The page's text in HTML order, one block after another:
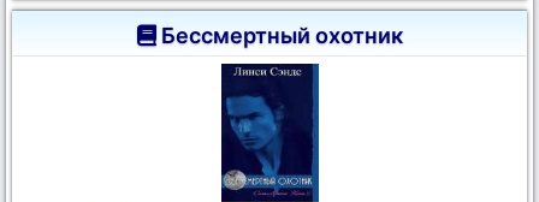
Бессмертный охотник